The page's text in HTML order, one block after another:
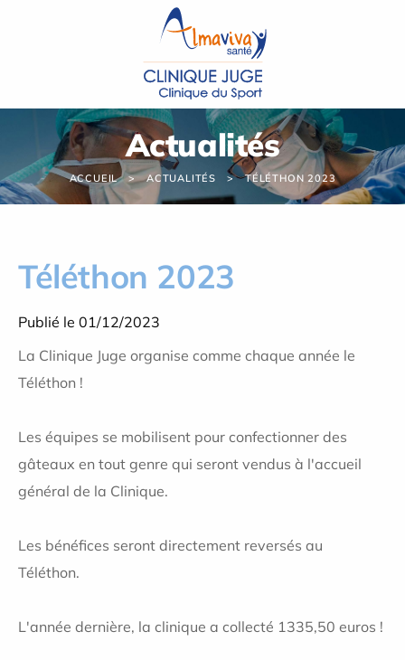
Actualités
ACCUEIL ACTUALITÉS TÉLÉTHON 2023
Téléthon 2023
Publié le 01/12/2023
La Clinique Juge organise comme chaque année le
Téléthon !
Les équipes se mobilisent pour confectionner des
gâteaux en tout genre qui seront vendus à l'accueil
général de la Clinique.
Les bénéfices seront directement reversés au
Téléthon.
L'année dernière, la clinique a collecté 1335,50 euros !
Panneau de gestion des cookies